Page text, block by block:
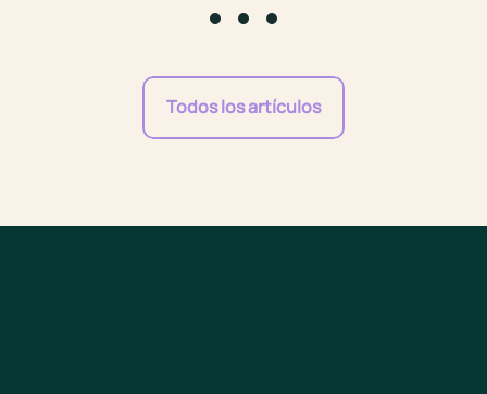
Todos los artículos